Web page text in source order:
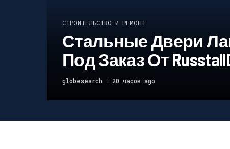
СТРОИТЕЛЬСТВО И РЕМОНТ
Стальные Двери
Под Заказ От
globesearch 20 часов ago